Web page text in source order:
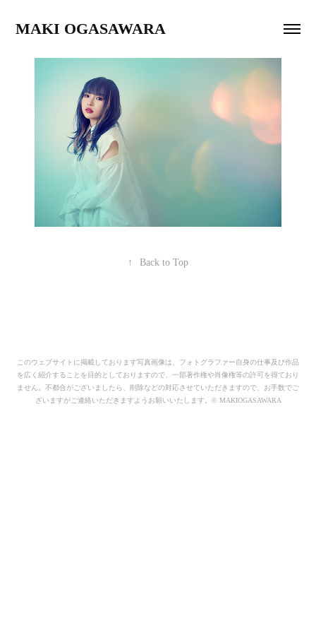
MAKI OGASAWARA
↑ Back to Top
このウェブサイトに掲載しております写真画像は、フォトグラファー自身の仕事及び作品
を広く紹介することを目的としておりますので、一部著作権や肖像権等の許可を得ており
ません。不都合がございましたら、削除などの対応させていただきますので、お手数でご
ざいますがご連絡いただきますようお願いいたします。© MAKIOGASAWARA